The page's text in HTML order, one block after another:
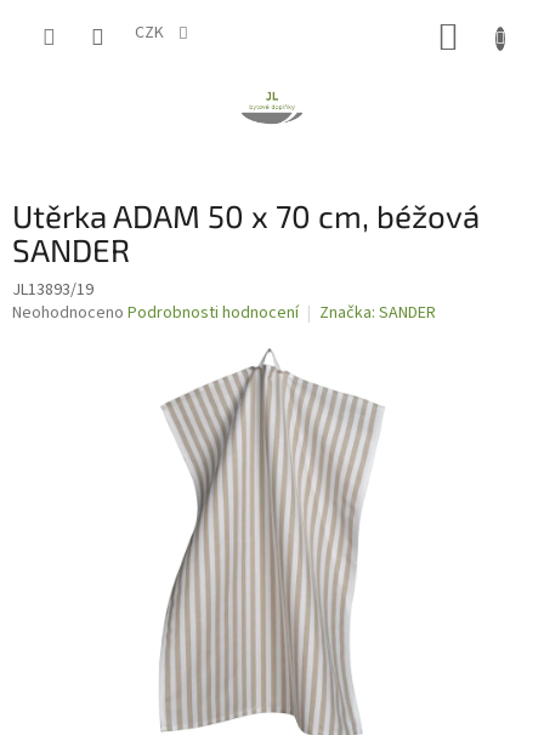
CZK
Utěrka ADAM 50 x 70 cm, béžová
SANDER
JL13893/19
Průměrné
Neohodnoceno Podrobnosti hodnocení Značka: SANDER